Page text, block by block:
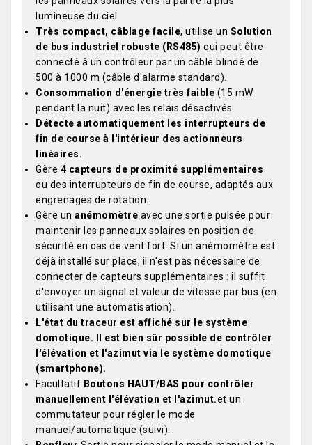
lumineuse du ciel
Très compact, câblage facile, utilise un Solution
de bus industriel robuste (RS485) qui peut être
connecté à un contrôleur par un câble blindé de
500 à 1000 m (câble d'alarme standard).
Consommation d'énergie très faible (15 mW
pendant la nuit) avec les relais désactivés
Détecte automatiquement les interrupteurs de
fin de course à l'intérieur des actionneurs
linéaires.
Gère 4 capteurs de proximité supplémentaires
ou des interrupteurs de fin de course, adaptés aux
engrenages de rotation.
Gère un anémomètre avec une sortie pulsée pour
maintenir les panneaux solaires en position de
sécurité en cas de vent fort. Si un anémomètre est
déjà installé sur place, il n'est pas nécessaire de
connecter de capteurs supplémentaires : il suffit
d'envoyer un signal.et valeur de vitesse par bus (en
utilisant une automatisation).
L'état du traceur est affiché sur le système
domotique. Il est bien sûr possible de contrôler
l'élévation et l'azimut via le système domotique
(smartphone).
Facultatif Boutons HAUT/BAS pour contrôler
manuellement l'élévation et l'azimut.et un
commutateur pour régler le mode
manuel/automatique (suivi).